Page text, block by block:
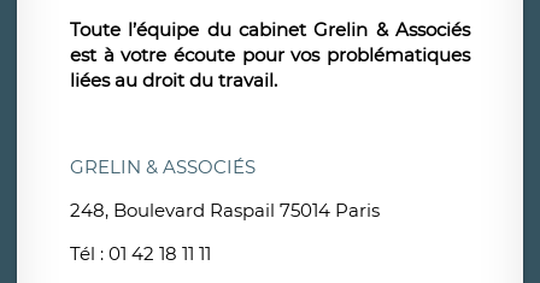
Toute l’équipe du cabinet Grelin & Associés
est à votre écoute pour vos problématiques
liées au droit du travail.
GRELIN & ASSOCIÉS
248, Boulevard Raspail 75014 Paris
Tél : 01 42 18 11 11